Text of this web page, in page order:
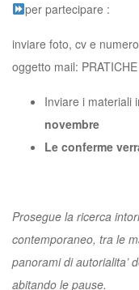
per partecipare :
inviare foto, cv e
oggetto mail:
Inviare i materiali
novembre
Le conferme
Prosegue la ricerca
contemporaneo, tra le
panorami di autorialita’
abitando le pause.